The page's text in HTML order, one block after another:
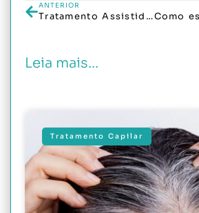
ANTERIOR
Tratamento Assistido: Como Funciona e Por Que É Tão Eficaz?
Leia mais...
Tratamento Capilar